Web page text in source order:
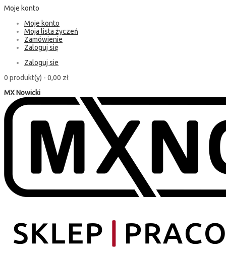
Moje konto
Moje konto
Moja lista życzeń
Zamówienie
Zaloguj się
Zaloguj sie
0 produkt(y) - 0,00 zł
MX Nowicki